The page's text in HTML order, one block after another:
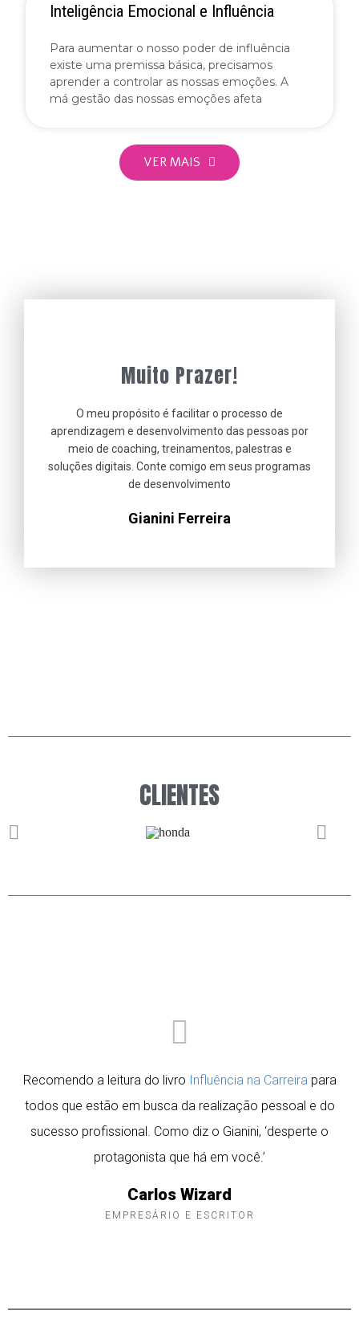
Inteligência Emocional e Influência
Para aumentar o nosso poder de influência
existe uma premissa básica, precisamos
aprender a controlar as nossas emoções. A
má gestão das nossas emoções afeta
VER MAIS
Muito Prazer!
O meu propósito é facilitar o processo de
aprendizagem e desenvolvimento das pessoas por
meio de coaching, treinamentos, palestras e
soluções digitais . Conte comigo em seus programas
de desenvolvimento
Gianini Ferreira
CLIENTES
Recomendo a leitura do livro Influência na Carreirapara
todos que estão em busca da realização pessoal e do
sucesso profissional. Como diz o Gianini, ‘desperte o
protagonista que há em você.’
Carlos Wizard
EMPRESÁRIO E ESCRITOR